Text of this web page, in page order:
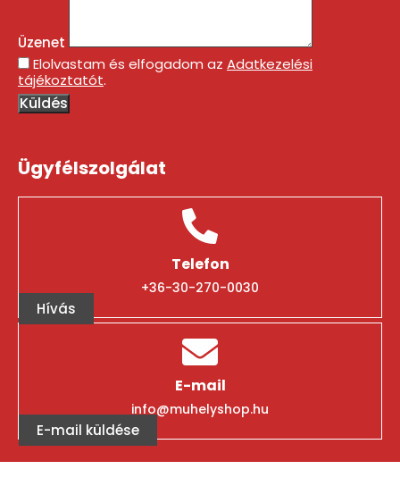
Üzenet
Elolvastam és elfogadom az Adatkezelési
tájékoztatót.
Küldés
Ügyfélszolgálat
Telefon
+36-30-270-0030
Hívás
E-mail
info@muhelyshop.hu
E-mail küldése